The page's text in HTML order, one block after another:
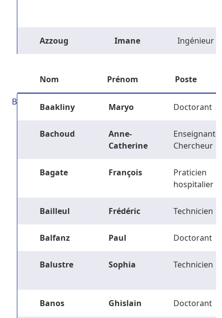
Azzoug Imane Ingénieur
Nom Prénom Poste
B Baakliny Maryo Doctorant
Bachoud
Anne-
Catherine
Enseignant-
Chercheur
Bagate François
Praticien
hospitalier
Bailleul Frédéric Technicien
Balfanz Paul Doctorant
Balustre Sophia Technicien
Banos Ghislain Doctorant